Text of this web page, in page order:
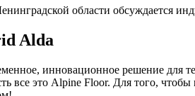
области обсуждается
Alda
инновационное решение для
все это Alpine Floor. Для того,